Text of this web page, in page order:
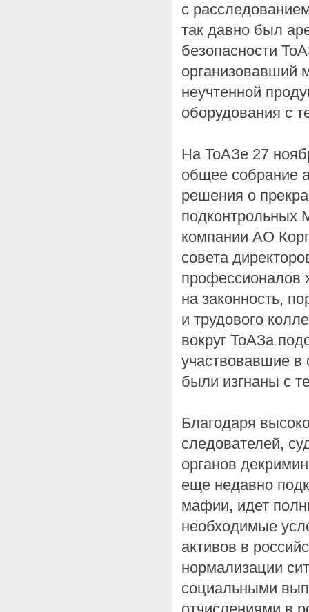
с
так давно был
безопасности
организовавший
неучтенной
оборудования с
На ТоАЗе 27
общее собрание
решения о
компании АО
совета
профессионалов
на законность,
и трудового
вокруг ТоАЗа
участвовавшие
были изгнаны c
Благодаря
следователей,
органов
еще недавно
мафии, идет
необходимые
активов в
нормализации
социальными